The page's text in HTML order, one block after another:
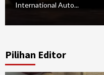
International Auto...
Pilihan Editor